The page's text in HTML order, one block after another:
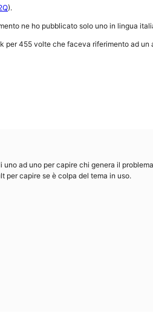
).
ne ho pubblicato solo uno in lingua
per 455 volte che faceva riferimento ad
ad uno per capire chi genera il
per capire se è colpa del tema in uso.